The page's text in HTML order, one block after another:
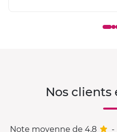
Nos clients
Note moyenne de 4,8 -